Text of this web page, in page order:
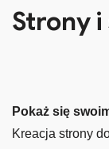
Strony
Pokaż się
Kreacja strony